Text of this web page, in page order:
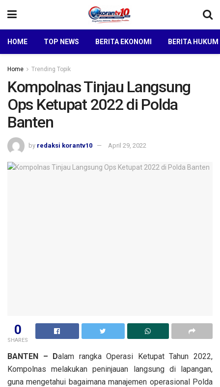
HOME TOP NEWS BERITA EKONOMI BERITA
Home Trending Topik
Kompolnas Tinjau Langsung
Ops Ketupat 2022 di Polda
Banten
by redaksi korantv10 April 29, 2022
0
SHARES
BANTEN – Dalam rangka Operasi Ketupat Tahun 2022,
Kompolnas melakukan peninjauan langsung di lapangan,
guna mengetahui bagaimana manajemen operasional Polda